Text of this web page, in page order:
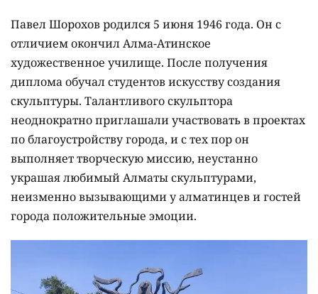
Павел Шорохов родился 5 июня 1946 года. Он с
отличием окончил Алма-Атинское
художественное училище. После получения
диплома обучал студентов искусству создания
скульптуры. Талантливого скульптора
неоднократно приглашали участвовать в проектах
по благоустройству города, и с тех пор он
выполняет творческую миссию, неустанно
украшая любимый Алматы скульптурами,
неизменно вызывающими у алматинцев и гостей
города положительные эмоции.